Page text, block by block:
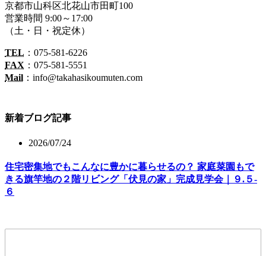
京都市山科区北花山市田町100
営業時間 9:00～17:00
（土・日・祝定休）
TEL ：075-581-6226
FAX ：075-581-5551
Mail ：info@takahasikoumuten.com
新着ブログ記事
2026/07/24
住宅密集地でもこんなに豊かに暮らせるの？ 家庭菜園もで
きる旗竿地の２階リビング「伏見の家」完成見学会｜９.５-
６